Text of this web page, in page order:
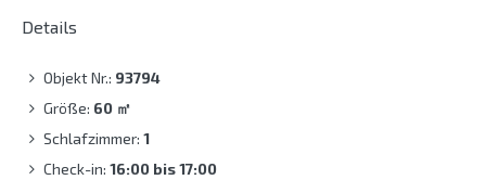
Details
Objekt Nr.: 93794
Größe: 60 ㎡
Schlafzimmer: 1
Check-in: 16:00 bis 17:00